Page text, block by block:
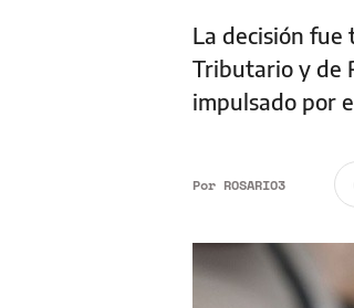
La decisión fue
Tributario y de
impulsado por
Por ROSARIO3